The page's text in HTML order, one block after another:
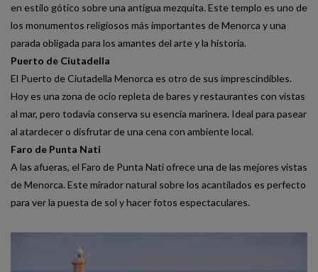
en estilo gótico sobre una antigua mezquita. Este templo es uno de
los monumentos religiosos más importantes de Menorca y una
parada obligada para los amantes del arte y la historia.
Puerto de Ciutadella
El Puerto de Ciutadella Menorca es otro de sus imprescindibles.
Hoy es una zona de ocio repleta de bares y restaurantes con vistas
al mar, pero todavía conserva su esencia marinera. Ideal para pasear
al atardecer o disfrutar de una cena con ambiente local.
Faro de Punta Nati
A las afueras, el Faro de Punta Nati ofrece una de las mejores vistas
de Menorca. Este mirador natural sobre los acantilados es perfecto
para ver la puesta de sol y hacer fotos espectaculares.